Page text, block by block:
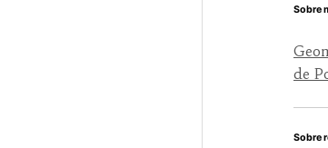
Sobre
de
Sobre